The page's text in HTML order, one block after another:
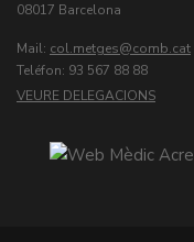
08017 Barcelona
Mail: col.metges
Teléfon: 93 567 88 88
VEURE DELEGACIONS